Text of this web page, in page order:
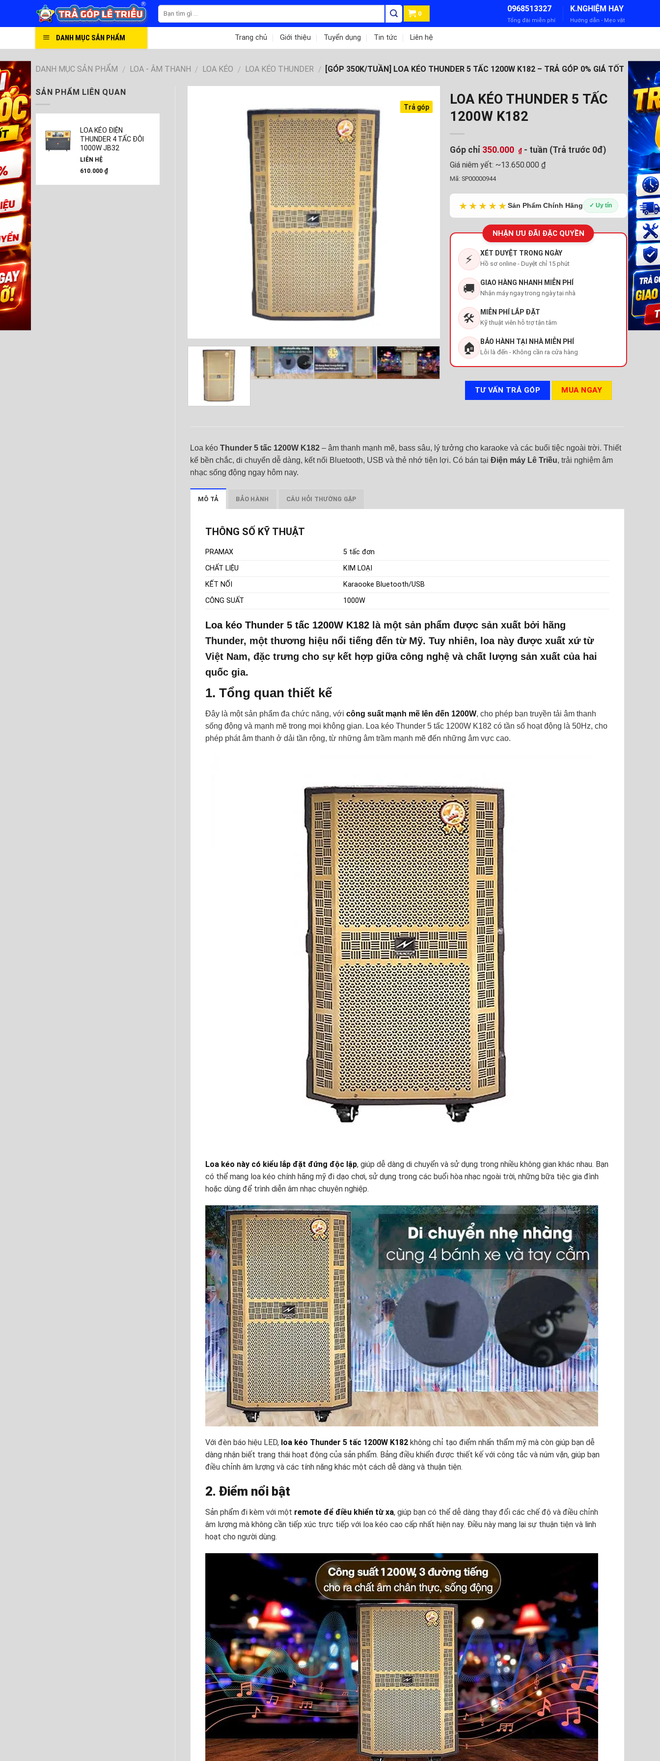
0
0968513327
Tổng đài miễn phí
K.NGHIỆM HAY
Hướng dẫn - Mẹo vặt
DANH MỤC SẢN PHẨM Trang chủ Giới thiệu Tuyển dụng Tin tức Liên hệ
DANH MỤC SẢN PHẨM / LOA - ÂM THANH / LOA KÉO / LOA KÉO THUNDER / [GÓP 350K/TUẦN] LOA KÉO THUNDER 5 TẤC 1200W K182 – TRẢ GÓP 0% GIÁ TỐT
Trả góp
LOA KÉO THUNDER 5 TẤC
1200W K182
Góp chỉ 350.000 ₫ - tuần (Trả trước 0đ)
Giá niêm yết: ~13.650.000 ₫
Mã: SP00000944
★★★★★Sản Phẩm Chính Hãng ✓ Uy tín
NHẬN ƯU ĐÃI ĐẶC QUYỀN
⚡ XÉT DUYỆT TRONG NGÀY
Hồ sơ online - Duyệt chỉ 15 phút
🚚 GIAO HÀNG NHANH MIỄN PHÍ
Nhận máy ngay trong ngày tại nhà
🛠️ MIỄN PHÍ LẮP ĐẶT
Kỹ thuật viên hỗ trợ tận tâm
🏠 BẢO HÀNH TẠI NHÀ MIỄN PHÍ
Lỗi là đến - Không cần ra cửa hàng
TƯ VẤN TRẢ GÓP MUA NGAY
Loa kéo Thunder 5 tấc 1200W K182 – âm thanh mạnh mẽ, bass sâu, lý tưởng cho karaoke và các buổi tiệc ngoài trời. Thiết
kế bền chắc, di chuyển dễ dàng, kết nối Bluetooth, USB và thẻ nhớ tiện lợi. Có bán tại Điện máy Lê Triều, trải nghiệm âm
nhạc sống động ngay hôm nay.
MÔ TẢ BẢO HÀNH CÂU HỎI THƯỜNG GẶP
THÔNG SỐ KỸ THUẬT
PRAMAX
5 tấc đơn
CHẤT LIỆU
KIM LOẠI
KẾT NỐI
Karaooke Bluetooth/USB
CÔNG SUẤT
1000W
Loa kéo Thunder 5 tấc 1200W K182 là một sản phẩm được sản xuất bởi hãng
Thunder, một thương hiệu nổi tiếng đến từ Mỹ. Tuy nhiên, loa này được xuất xứ từ
Việt Nam, đặc trưng cho sự kết hợp giữa công nghệ và chất lượng sản xuất của hai
quốc gia.
1. Tổng quan thiết kế
Đây là một sản phẩm đa chức năng, với công suất mạnh mẽ lên đến 1200W, cho phép bạn truyền tải âm thanh
sống động và mạnh mẽ trong mọi không gian. Loa kéo Thunder 5 tấc 1200W K182 có tần số hoạt động là 50Hz, cho
phép phát âm thanh ở dải tần rộng, từ những âm trầm mạnh mẽ đến những âm vực cao.
Loa kéo này có kiểu lắp đặt đứng độc lập, giúp dễ dàng di chuyển và sử dụng trong nhiều không gian khác nhau. Bạn
có thể mang loa kéo chính hãng mỹ đi dạo chơi, sử dụng trong các buổi hòa nhạc ngoài trời, những bữa tiệc gia đình
hoặc dùng để trình diễn âm nhạc chuyên nghiệp.
Với đèn báo hiệu LED, loa kéo Thunder 5 tấc 1200W K182 không chỉ tạo điểm nhấn thẩm mỹ mà còn giúp bạn dễ
dàng nhận biết trạng thái hoạt động của sản phẩm. Bảng điều khiển được thiết kế với công tắc và núm vặn, giúp bạn
điều chỉnh âm lượng và các tính năng khác một cách dễ dàng và thuận tiện.
2. Điểm nổi bật
Sản phẩm đi kèm với một remote để điều khiển từ xa, giúp bạn có thể dễ dàng thay đổi các chế độ và điều chỉnh
âm lượng mà không cần tiếp xúc trực tiếp với loa kéo cao cấp nhất hiện nay. Điều này mang lại sự thuận tiện và linh
hoạt cho người dùng.
SẢN PHẨM LIÊN QUAN
LOA KÉO ĐIỆN
THUNDER 4 TẤC ĐÔI
1000W JB32
LIÊN HỆ
610.000 ₫